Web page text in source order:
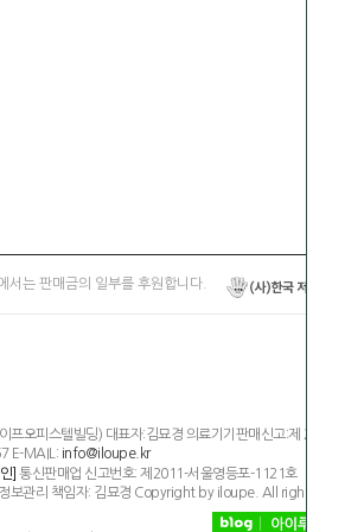
서는 판매금의 일부를 후원합니다.
오피스텔빌딩) 대표자:김묘경 의료기기판매신고:제 2394호
E-MAIL: info@iloupe.kr
] 통신판매업 신고번호: 제2011-서울영등포-1121호
보관리 책임자: 김묘경 Copyright by iloupe. All rights reserved